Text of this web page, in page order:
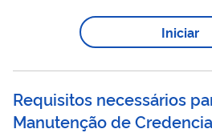
Iniciar
Requisitos necessários
Manutenção de